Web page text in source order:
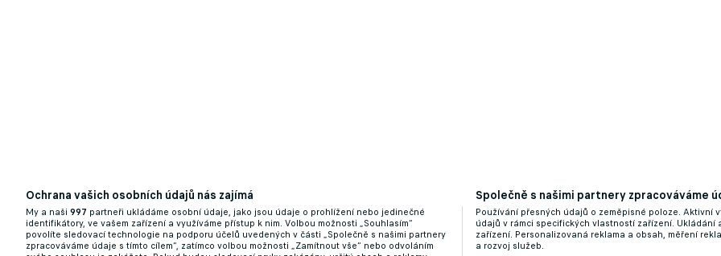
Ochrana vašich osobních údajů nás zajímá
My a naši 997 partneři ukládáme osobní údaje, jako jsou údaje o prohlížení nebo jedinečné
identifikátory, ve vašem zařízení a využíváme přístup k nim. Volbou možnosti „Souhlasím“
povolíte sledovací technologie na podporu účelů uvedených v části „Společně s našimi partnery
zpracováváme údaje s tímto cílem“, zatímco volbou možnosti „Zamítnout vše“ nebo odvoláním
Společně s našimi partnery zpracováváme
Používání přesných údajů o zeměpisné poloze. Aktivní
údajů v rámci specifických vlastností zařízení. Ukládání
zařízení. Personalizovaná reklama a obsah, měření
a rozvoj služeb.